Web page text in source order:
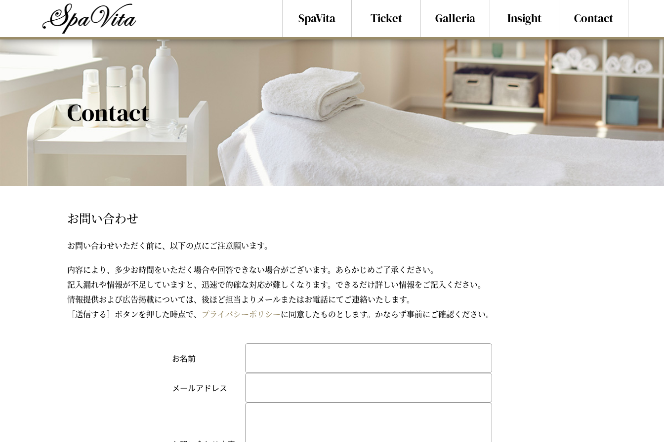
SpaVita Ticket Galleria Insight Contact
Contact
お問い合わせ
お問い合わせいただく前に、以下の点にご注意願います。
内容により、多少お時間をいただく場合や回答できない場合がございます。あらかじめご了承ください。
記入漏れや情報が不足していますと、迅速で的確な対応が難しくなります。できるだけ詳しい情報をご記入ください。
情報提供および広告掲載については、後ほど担当よりメールまたはお電話にてご連絡いたします。
［送信する］ボタンを押した時点で、 プライバシーポリシーに同意したものとします。かならず事前にご確認ください。
お名前
メールアドレス